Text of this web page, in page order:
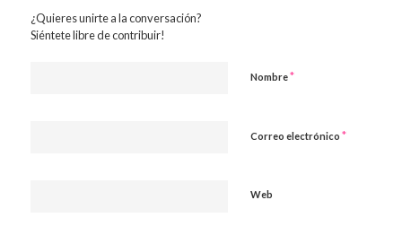
¿Quieres unirte a la conversación?
Siéntete libre de contribuir!
Nombre*
Correo electrónico *
Web